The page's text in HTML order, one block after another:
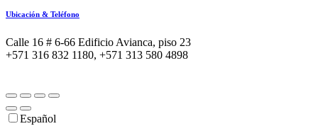
Ubicación & Teléfono
Calle 16 # 6-66 Edificio Avianca, piso 23
+571 316 832 1180, +571 313 580 4898
Español